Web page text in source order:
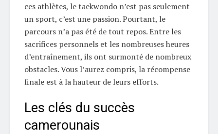
ces athlètes, le taekwondo n’est pas seulement
un sport, c’est une passion. Pourtant, le
parcours n’a pas été de tout repos. Entre les
sacrifices personnels et les nombreuses heures
d’entraînement, ils ont surmonté de nombreux
obstacles. Vous l’aurez compris, la récompense
finale est à la hauteur de leurs efforts.
Les clés du succès
camerounais